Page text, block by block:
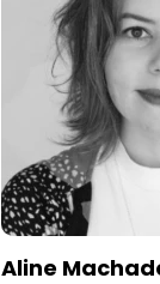
Aline